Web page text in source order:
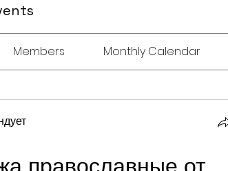
Members Monthly Calendar